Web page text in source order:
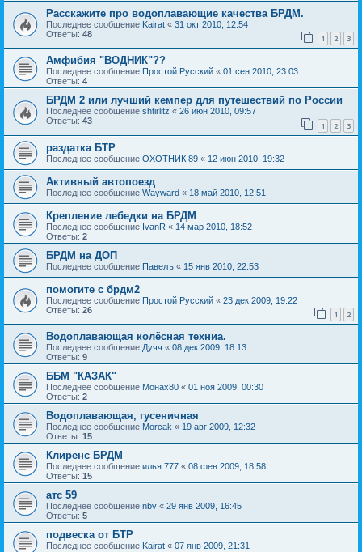
Расскажите про водоплавающие качества БРДМ.
Последнее сообщение Kairat « 31 окт 2010, 12:54
Ответы: 48 1 2 3
Амфибия "ВОДНИК"??
Последнее сообщение Простой Русский « 01 сен 2010, 23:03
Ответы: 4
БРДМ 2 или лучший кемпер для путешествий по России
Последнее сообщение shtirlitz « 26 июн 2010, 09:57
Ответы: 43 1 2 3
раздатка БТР
Последнее сообщение ОХОТНИК 89 « 12 июн 2010, 19:32
Активный автопоезд
Последнее сообщение Wayward « 18 май 2010, 12:51
Крепление лебедки на БРДМ
Последнее сообщение IvanR « 14 мар 2010, 18:52
Ответы: 2
БРДМ на ДОП
Последнее сообщение Павелъ « 15 янв 2010, 22:53
помогите с брдм2
Последнее сообщение Простой Русский « 23 дек 2009, 19:22
Ответы: 26 1 2
Водоплавающая колёсная техниа.
Последнее сообщение Дучч « 08 дек 2009, 18:13
Ответы: 9
ББМ "КАЗАК"
Последнее сообщение Монах80 « 01 ноя 2009, 00:30
Ответы: 2
Водоплавающая, гусеничная
Последнее сообщение Morcak « 19 авг 2009, 12:32
Ответы: 15
Клиренс БРДМ
Последнее сообщение илья 777 « 08 фев 2009, 18:58
Ответы: 15
атс 59
Последнее сообщение nbv « 29 янв 2009, 16:45
Ответы: 5
подвеска от БТР
Последнее сообщение Kairat « 07 янв 2009, 21:31